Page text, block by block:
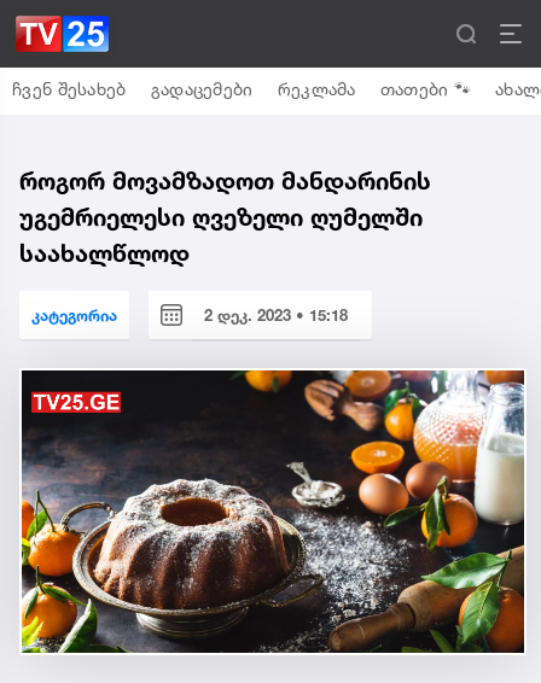
ჩვენ შესახებ გადაცემები რეკლამა თათები 🐾
როგორ მოვამზადოთ მანდარინის
უგემრიელესი ღვეზელი ღუმელში
საახალწლოდ
კატეგორია 2 დეკ. 2023 • 15:18